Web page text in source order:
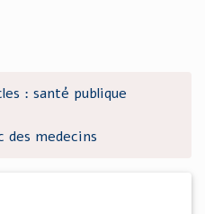
: santé publique
medecins